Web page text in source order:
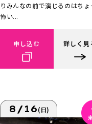
りみんなの前で演じるのはちょ
怖い...
申し込む 詳しく見
8/16(日)